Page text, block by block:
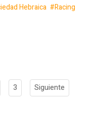
Hebraica
Racing
3
Siguiente